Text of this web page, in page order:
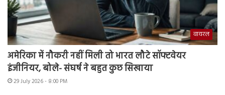
वायरल
अमेरिका में नौकरी नहीं मिली तो भारत लौटे सॉफ्टवेयर
इंजीनियर, बोले- संघर्ष ने बहुत कुछ सिखाया
29 July 2026 - 8:00 PM